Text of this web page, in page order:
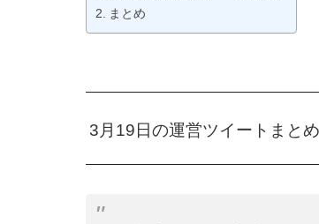
まとめ
3月19日の運営ツイートまとめ